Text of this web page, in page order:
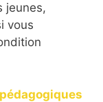
jeunes,
vous